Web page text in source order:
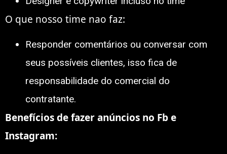
O que nosso time nao faz:
Responder comentários ou conversar com
seus possíveis clientes, isso fica de
responsabilidade do comercial do
contratante.
Benefícios de fazer anúncios no Fb e
Instagram: